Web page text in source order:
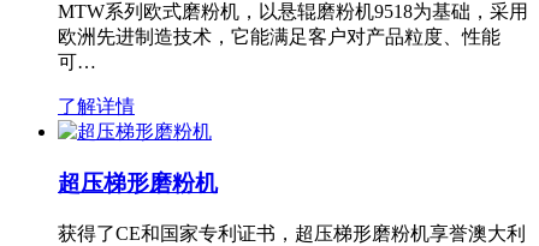
MTW系列欧式磨粉机，以悬辊磨粉机9518为基础，采用
欧洲先进制造技术，它能满足客户对产品粒度、性能
可…
了解详情
超压梯形磨粉机
获得了CE和国家专利证书，超压梯形磨粉机享誉澳大利